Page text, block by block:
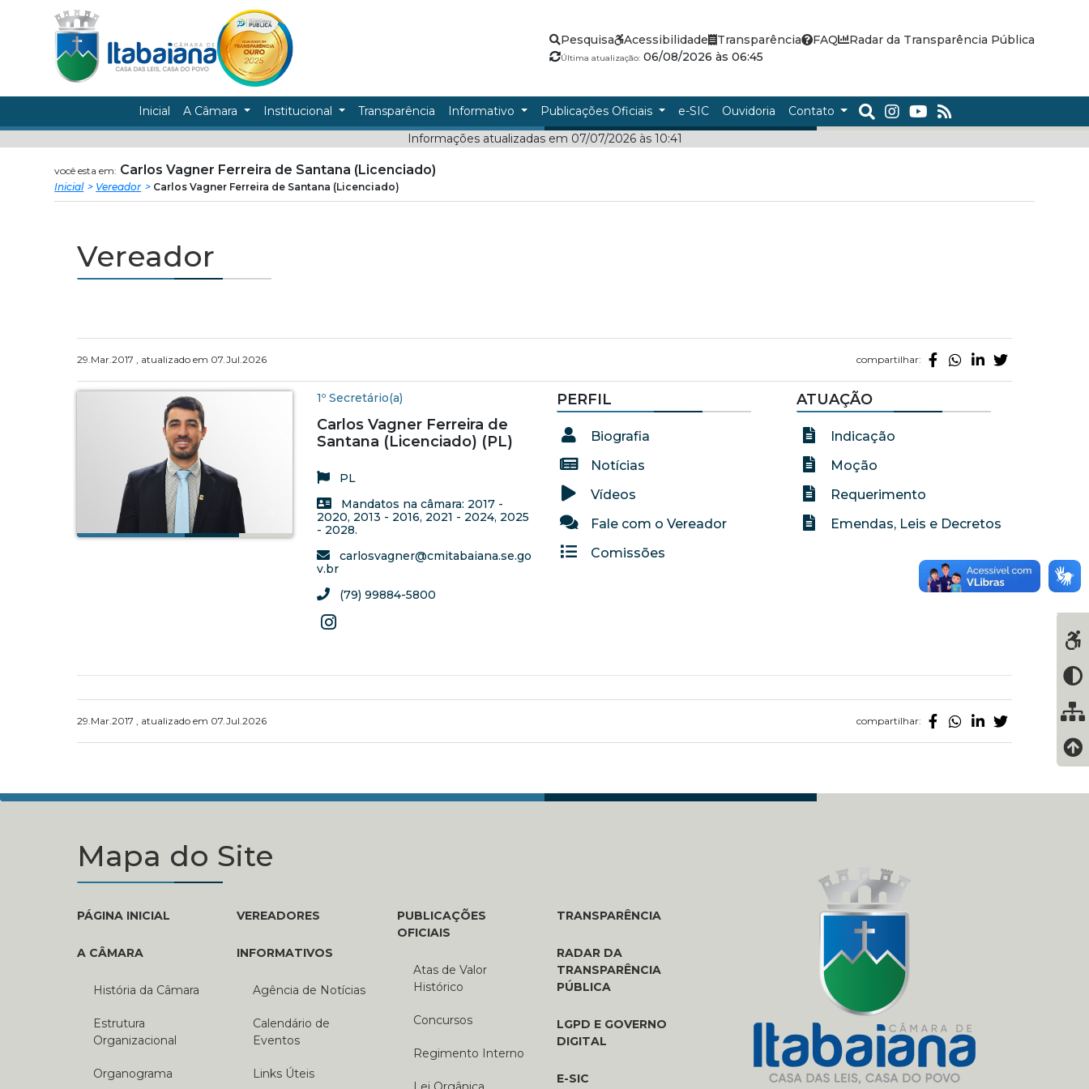
conteudo
Câmara
Municipal
de
Itabaiana
Pesquisa Acessibilidade Transparência FAQ Radar da Transparência Pública
Última atualização:06/08/2026 às 06:45
Inicial A Câmara Institucional Transparência Informativo Publicações Oficiais e-SIC Ouvidoria
Contato
Informações atualizadas em 07/07/2026 às 10:41
você esta em: Carlos Vagner Ferreira de Santana (Licenciado)
Inicial Vereador Carlos Vagner Ferreira de Santana (Licenciado)
Vereador
29.Mar.2017 , atualizado em 07.Jul.2026 compartilhar:
1º Secretário(a)
Carlos Vagner Ferreira de
Santana (Licenciado) (PL)
PL
Mandatos na câmara: 2017 -
2020, 2013 - 2016, 2021 - 2024, 2025
- 2028.
carlosvagner@cmitabaiana.se.go
v.br
(79) 99884-5800
PERFIL
Biografia
Notícias
Vídeos
Fale com o Vereador
Comissões
ATUAÇÃO
Indicação
Moção
Requerimento
Emendas, Leis e Decretos
29.Mar.2017 , atualizado em 07.Jul.2026 compartilhar:
Mapa do Site
PÁGINA INICIAL
A CÂMARA
História da Câmara
Estrutura
Organizacional
Organograma
VEREADORES
INFORMATIVOS
Agência de Notícias
Calendário de
Eventos
Links Úteis
PUBLICAÇÕES
OFICIAIS
Atas de Valor
Histórico
Concursos
Regimento Interno
TRANSPARÊNCIA
RADAR DA
TRANSPARÊNCIA
PÚBLICA
LGPD E GOVERNO
DIGITAL
E-SIC